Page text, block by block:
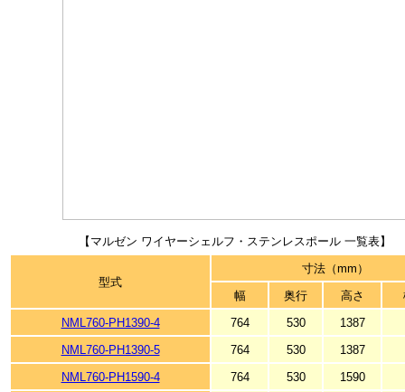
【マルゼン ワイヤーシェルフ・ステンレスポール 一覧表】
型式
寸法（mm）
幅
奥行 高さ
NML760-PH1390-4
764 530
1387
NML760-PH1390-5
764 530
1387
NML760-PH1590-4
764 530
1590